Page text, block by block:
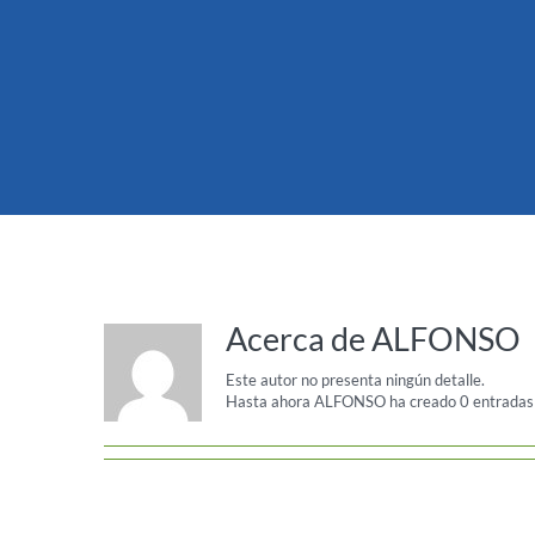
Acerca deALFONSO
Este autor no presenta ningún detalle.
Hasta ahora ALFONSO ha creado 0